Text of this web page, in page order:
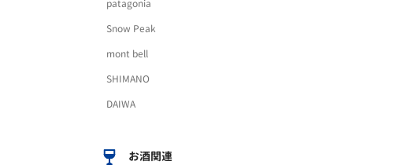
patagonia
Snow Peak
mont bell
SHIMANO
DAIWA
お酒関連